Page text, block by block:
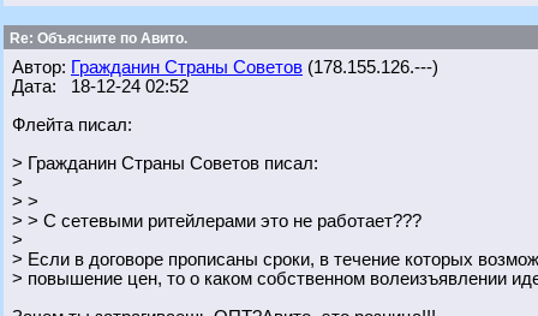
Re: Объясните по Авито.
Автор: Гражданин Страны Советов (178.155.126.---)
Дата: 18-12-24 02:52
Флейта писал:
> Гражданин Страны Советов писал:
>
> >
> > С сетевыми ритейлерами это не работает???
>
> Если в договоре прописаны сроки, в течение которых
> повышение цен, то о каком собственном волеизъявлении